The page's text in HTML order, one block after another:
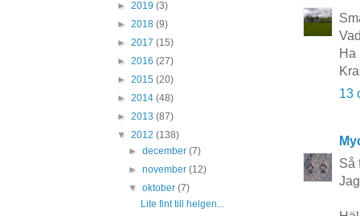
Ha
13
Så
► 2019 (3)
► 2018 (9)
► 2017 (15)
► 2016 (27)
► 2015 (20)
► 2014 (48)
► 2013 (87)
▼ 2012 (138)
►december(7)
►november(12)
▼oktober(7)
Lite fint till helgen...